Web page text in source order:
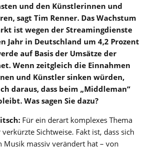
und den Künstlerinnen und
sagt Tim Renner. Das Wachstum
ist wegen der Streamingdienste
Jahr in Deutschland um 4,2 Prozent
auf Basis der Umsätze der
Wenn zeitgleich die Einnahmen
und Künstler sinken würden,
daraus, dass beim „Middleman“
Was sagen Sie dazu?
Für ein derart komplexes Thema
Sichtweise. Fakt ist, dass sich
Musik massiv verändert hat – von